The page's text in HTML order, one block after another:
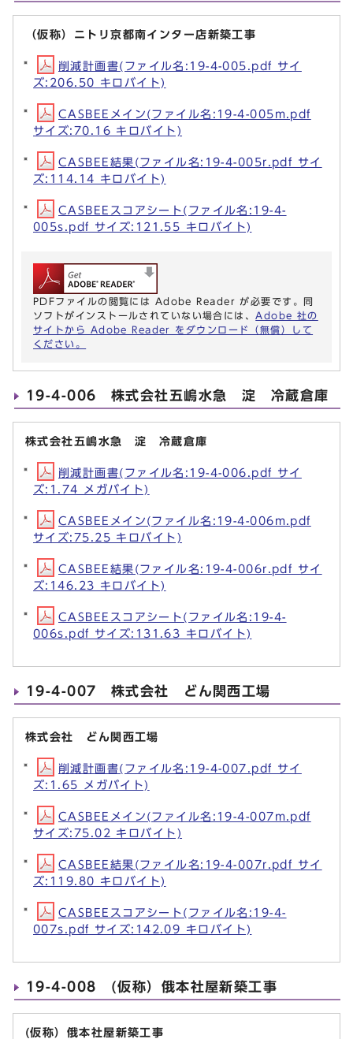
（仮称）ニトリ京都南インター店新築工事
削減計画書(ファイル名:19-4-005.pdf サイ
ズ:206.50 キロバイト)
CASBEEメイン(ファイル名:19-4-005m.pdf
サイズ:70.16 キロバイト)
CASBEE結果(ファイル名:19-4-005r.pdf サイ
ズ:114.14 キロバイト)
CASBEEスコアシート(ファイル名:19-4-
005s.pdf サイズ:121.55 キロバイト)
PDFファイルの閲覧には Adobe Reader が必要です。同
ソフトがインストールされていない場合には、 Adobe 社の
サイトから Adobe Reader をダウンロード（無償）して
ください。
19-4-006 株式会社五嶋水急 淀 冷蔵倉庫
株式会社五嶋水急 淀 冷蔵倉庫
削減計画書(ファイル名:19-4-006.pdf サイ
ズ:1.74 メガバイト)
CASBEEメイン(ファイル名:19-4-006m.pdf
サイズ:75.25 キロバイト)
CASBEE結果(ファイル名:19-4-006r.pdf サイ
ズ:146.23 キロバイト)
CASBEEスコアシート(ファイル名:19-4-
006s.pdf サイズ:131.63 キロバイト)
19-4-007 株式会社 どん関西工場
株式会社 どん関西工場
削減計画書(ファイル名:19-4-007.pdf サイ
ズ:1.65 メガバイト)
CASBEEメイン(ファイル名:19-4-007m.pdf
サイズ:75.02 キロバイト)
CASBEE結果(ファイル名:19-4-007r.pdf サイ
ズ:119.80 キロバイト)
CASBEEスコアシート(ファイル名:19-4-
007s.pdf サイズ:142.09 キロバイト)
19-4-008 (仮称）俄本社屋新築工事
(仮称）俄本社屋新築工事